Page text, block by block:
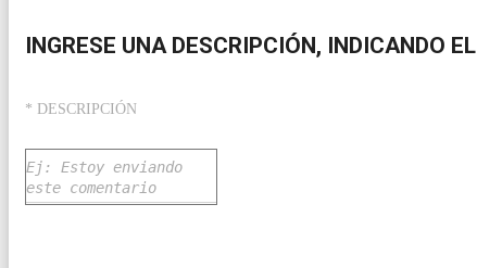
INGRESE UNA DESCRIPCIÓN, INDICANDO
* DESCRIPCIÓN